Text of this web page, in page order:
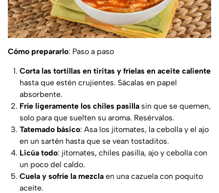
Cómo prepararlo: Paso a paso
Corta las tortillas en tiritas y fríelas en aceite caliente
hasta que estén crujientes. Sácalas en papel
absorbente.
Fríe ligeramente los chiles pasilla sin que se quemen,
solo para que suelten su aroma. Resérvalos.
Tatemado básico: Asa los jitomates, la cebolla y el ajo
en un sartén hasta que se vean tostaditos.
Licúa todo: jitomates, chiles pasilla, ajo y cebolla con
un poco del caldo.
Cuela y sofríe la mezcla en una cazuela con poquito
aceite.